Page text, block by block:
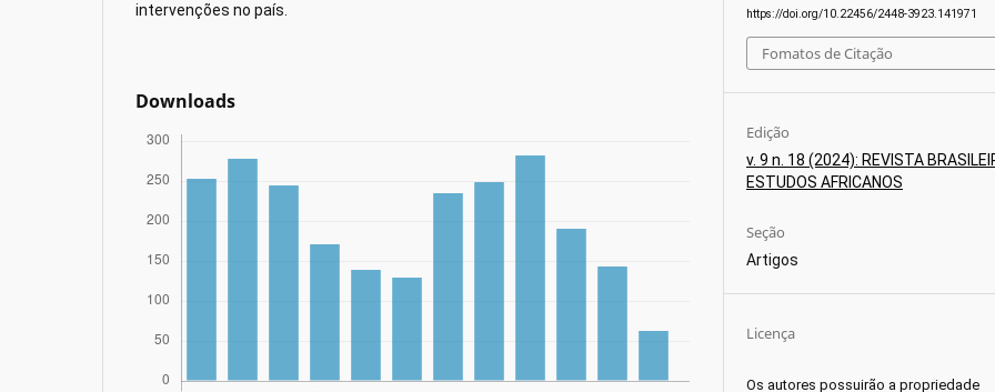
intervenções no país.
Downloads
https://doi.org/10.22456/2448-3923.141971
Fomatos de Citação
Edição
v. 9 n. 18 (2024): REVISTA
ESTUDOS AFRICANOS
Seção
Artigos
Licença
Os autores possuirão a propriedade